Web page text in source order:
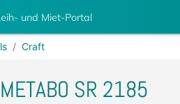
und Miet-Portal
Craft
SR 2185